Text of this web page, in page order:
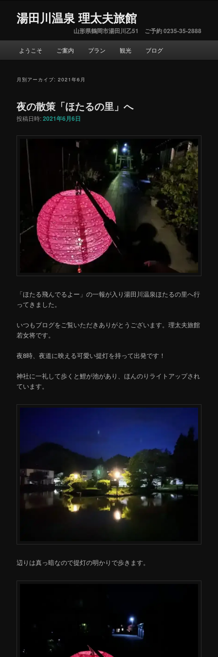
湯田川温泉 理太夫旅館
山形県鶴岡市湯田川乙51 ご予約 0235-35-2888
サ
ン
テ
ン
ツ
ようこそ ご案内 プラン 観光 ブログ
月別アーカイブ:2021年6月
夜の散策「ほたるの里」へ
投稿日時:2021年6月6日
「ほたる飛んでるよー」の一報が入り湯田川温泉ほたるの里へ行
ってきました。
いつもブログをご覧いただきありがとうございます。理太夫旅館
若女将です。
夜8時、夜道に映える可愛い提灯を持って出発です！
神社に一礼して歩くと鯉が池があり、ほんのりライトアップされ
ています。
辺りは真っ暗なので提灯の明かりで歩きます。